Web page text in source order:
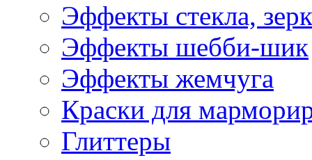
Эффекты стекла,
Эффекты шебби-шик
Эффекты жемчуга
Краски для
Глиттеры